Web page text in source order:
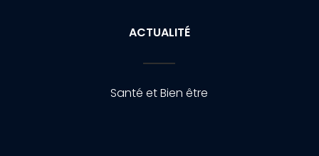
ACTUALITÉ
Santé et Bien être